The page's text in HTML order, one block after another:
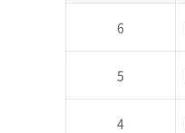
6
5
4